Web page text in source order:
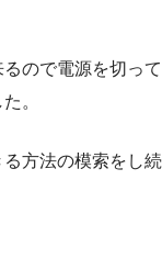
ので電源を切って
。
方法の模索をし続